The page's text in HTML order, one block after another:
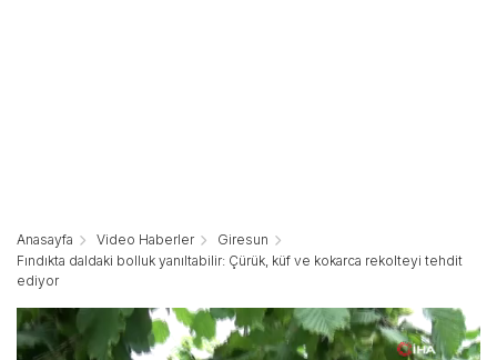
Anasayfa Video Haberler
Giresun
Fındıkta daldaki bolluk yanıltabilir: Çürük, küf ve kokarca rekolteyi tehdit
ediyor